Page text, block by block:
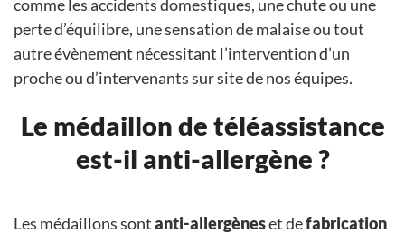
comme les accidents domestiques, une chute ou une
perte d’équilibre, une sensation de malaise ou tout
autre évènement nécessitant l’intervention d’un
proche ou d’intervenants sur site de nos équipes.
Le médaillon de téléassistance
est-il anti-allergène ?
Les médaillons sontanti-allergèneset defabrication